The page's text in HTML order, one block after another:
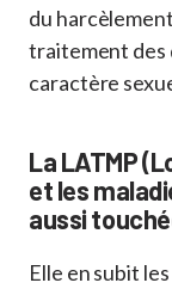
du
traitement des
caractère
La LATMP
et les
aussi
Elle en subit